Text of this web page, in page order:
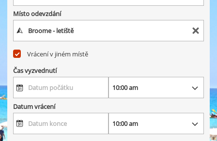
Místo odevzdání
Vrácení v jiném místě
Čas vyzvednutí
Datum vrácení